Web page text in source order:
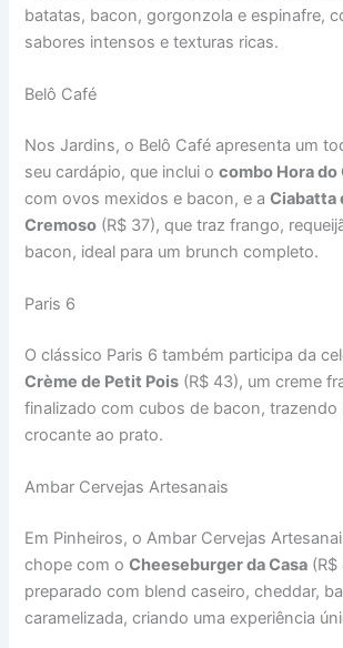
batatas, bacon, gorgonzola e espinafre,
sabores intensos e texturas ricas.
Belô Café
Nos Jardins, o Belô Café apresenta um
seu cardápio, que inclui ocombo Hora do
com ovos mexidos e bacon, e aCiabatta
Cremoso (R$ 37), que traz frango,
bacon, ideal para um brunch completo.
Paris 6
O clássico Paris 6 também participa da
Crème de Petit Pois (R$ 43), um creme
finalizado com cubos de bacon, trazendo
crocante ao prato.
Ambar Cervejas Artesanais
Em Pinheiros, o Ambar Cervejas
chope com oCheeseburger da Casa (R$
preparado com blend caseiro, cheddar,
caramelizada, criando uma experiência